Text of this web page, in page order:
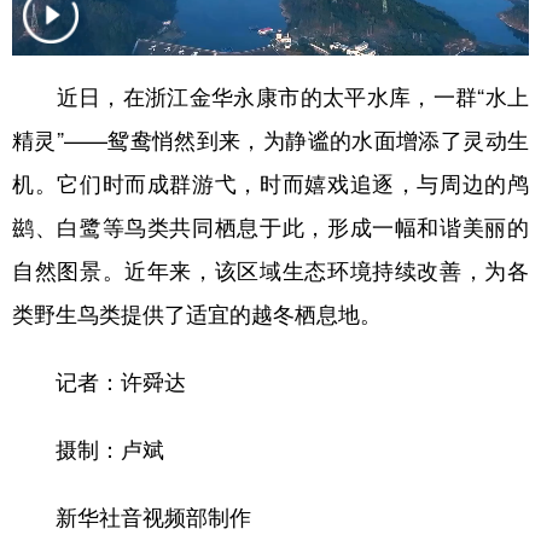
近日，在浙江金华永康市的太平水库，一群“水上
精灵”——鸳鸯悄然到来，为静谧的水面增添了灵动生
机。它们时而成群游弋，时而嬉戏追逐，与周边的鸬
鹚、白鹭等鸟类共同栖息于此，形成一幅和谐美丽的
自然图景。近年来，该区域生态环境持续改善，为各
类野生鸟类提供了适宜的越冬栖息地。
记者：许舜达
摄制：卢斌
新华社音视频部制作